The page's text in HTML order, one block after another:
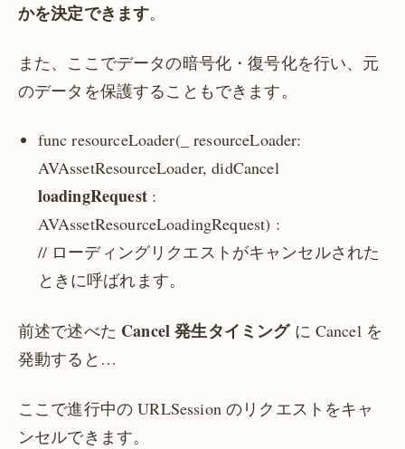
かを決定できます。
また、ここでデータの暗号化・復号化を行い、元
のデータを保護することもできます。
func resourceLoader(_ resourceLoader:
AVAssetResourceLoader, didCancel
loadingRequest:
AVAssetResourceLoadingRequest) :
// ローディングリクエストがキャンセルされた
ときに呼ばれます。
前述で述べた Cancel 発生タイミングに Cancel を
発動すると…
ここで進行中の URLSession のリクエストをキャ
ンセルできます。